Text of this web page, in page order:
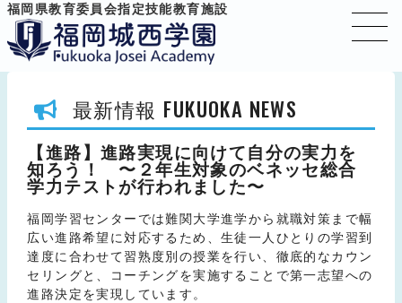
福岡県教育委員会指定技能教育施設
最新情報 FUKUOKA NEWS
【進路】進路実現に向けて自分の実力を
知ろう！ 〜２年生対象のベネッセ総合
学力テストが行われました〜
福岡学習センターでは難関大学進学から就職対策まで幅
広い進路希望に対応するため、生徒一人ひとりの学習到
達度に合わせて習熟度別の授業を行い、徹底的なカウン
セリングと、コーチングを実施することで第一志望への
進路決定を実現しています。